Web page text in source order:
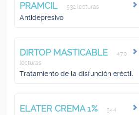
PRAMCIL 532 lecturas
Antidepresivo
DIRTOP MASTICABLE
470
lecturas
Tratamiento de la disfunción eréctil
ELATER CREMA 1%
544